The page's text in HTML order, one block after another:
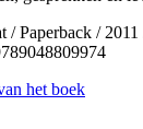
/ Paperback /
het boek